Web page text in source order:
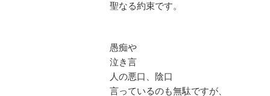
聖なる約束です。
愚痴や
泣き言
人の悪口、陰口
言っているのも無駄ですが、